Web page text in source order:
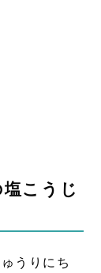
こうじ
うりにち